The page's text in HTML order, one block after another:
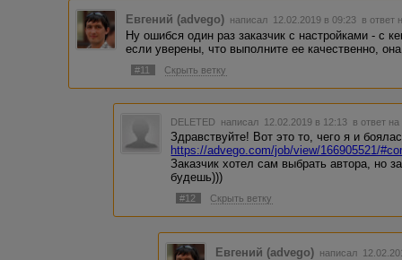
Евгений (advego) написал 12.02.2019 в 09:23 в ответ
Ну ошибся один раз заказчик с настройками - с
если уверены, что выполните ее качественно,
#11 Скрыть ветку
DELETED написал 12.02.2019 в 12:13 в ответ на
Здравствуйте! Вот это то, чего я и
https://advego.com/job/view/166905521/
Заказчик хотел сам выбрать автора, но
будешь)))
#12 Скрыть ветку
Евгений (advego) написал